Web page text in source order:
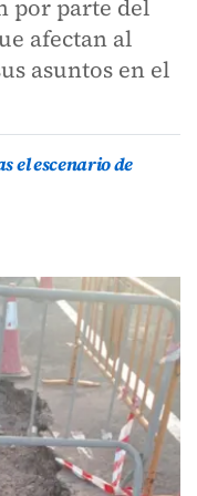
por parte del
afectan al
asuntos en el
el escenario de